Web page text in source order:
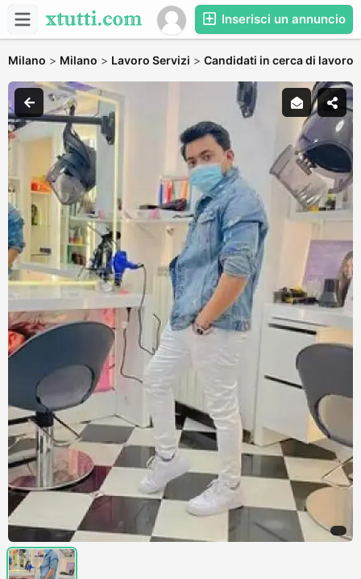
Inserisci un annuncio
Milano > Milano > Lavoro Servizi > Candidati in cerca di lavoro